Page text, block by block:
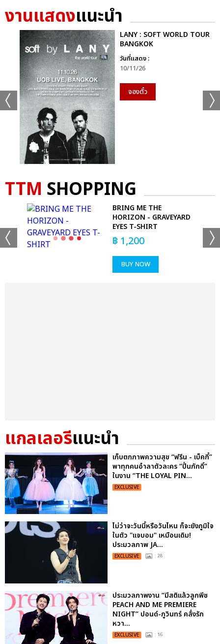
งานแสดงแนะนำ
LANY : SOFT WORLD TOUR
BANGKOK
วันที่แสดง :
10/11/26
จองตั๋ว
TTM SHOPPING
BRING ME THE
HORIZON - GRAVEYARD
EYES T-SHIRT
฿ 1,200
BUY NOW
แกลเลอรีแนะนำ
เก็บตกภาพความสุข “ฟรีน - เบ็คกี้”
พาทุกคนอำลาตัวละคร “ปิ่นภักดิ์”
ในงาน “THE LOYAL PIN...
EXCLUSIVE
ไม่ว่าจะวันนี้หรือวันไหน ก็จะยังภูมิใจ
ในตัว "แจบอม" เหมือนเดิม!
ประมวลภาพ JA...
EXCLUSIVE : 28
ประมวลภาพงาน “มีสติแล้วลูกพีช
PEACH AND ME PREMIERE
NIGHT” ปอนด์-ภูวินทร์ คลั่งรัก
หวา...
EXCLUSIVE : 16